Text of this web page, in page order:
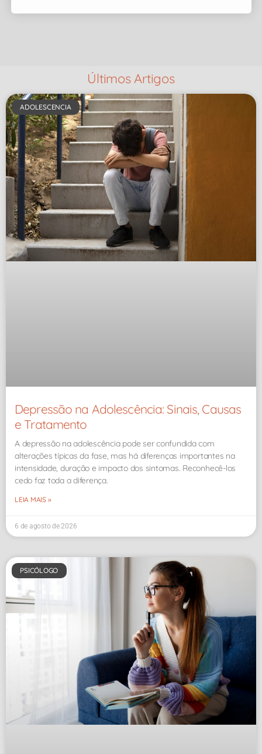
Últimos Artigos
ADOLESCENCIA
Depressão na Adolescência: Sinais, Causas
e Tratamento
A depressão na adolescência pode ser confundida com
alterações típicas da fase, mas há diferenças importantes na
intensidade, duração e impacto dos sintomas. Reconhecê-los
cedo faz toda a diferença.
LEIA MAIS »
6 de agosto de 2026
PSICÓLOGO